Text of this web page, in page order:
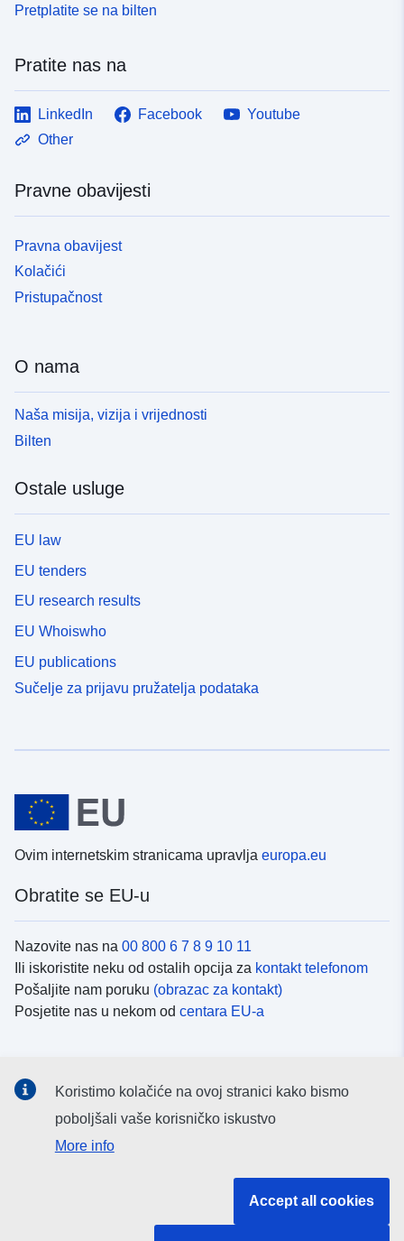
Pretplatite se na bilten
Pratite nas na
LinkedIn Facebook
Youtube
Other
Pravne obavijesti
Pravna obavijest
Kolačići
Pristupačnost
O nama
Naša misija, vizija i vrijednosti
Bilten
Ostale usluge
EU law
EU tenders
EU research results
EU Whoiswho
EU publications
Sučelje za prijavu pružatelja podataka
Ovim internetskim stranicama upravlja europa.eu
Obratite se EU-u
Nazovite nas na 00 800 6 7 8 9 10 11
Ili iskoristite neku od ostalih opcija za kontakt telefonom
Pošaljite nam poruku (obrazac za kontakt)
Posjetite nas u nekom od centara EU-a
Potražite kanale EU-a nadruštvenim mrežama
Koristimo kolačiće na ovoj stranici kako bismo
poboljšali vaše korisničko iskustvo
More info
Accept all cookies